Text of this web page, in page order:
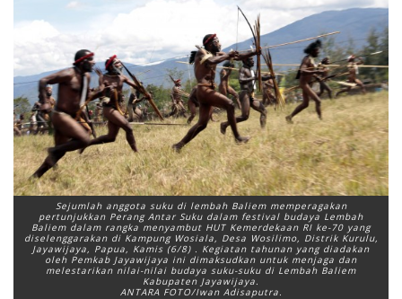
Sejumlah anggota suku di lembah Baliem memperagakan
pertunjukkan Perang Antar Suku dalam festival budaya Lembah
Baliem dalam rangka menyambut HUT Kemerdekaan RI ke-70 yang
diselenggarakan di Kampung Wosiala, Desa Wosilimo, Distrik Kurulu,
Jayawijaya, Papua, Kamis (6/8) . Kegiatan tahunan yang diadakan
oleh Pemkab Jayawijaya ini dimaksudkan untuk menjaga dan
melestarikan nilai-nilai budaya suku-suku di Lembah Baliem
Kabupaten Jayawijaya.
ANTARA FOTO/Iwan Adisaputra.